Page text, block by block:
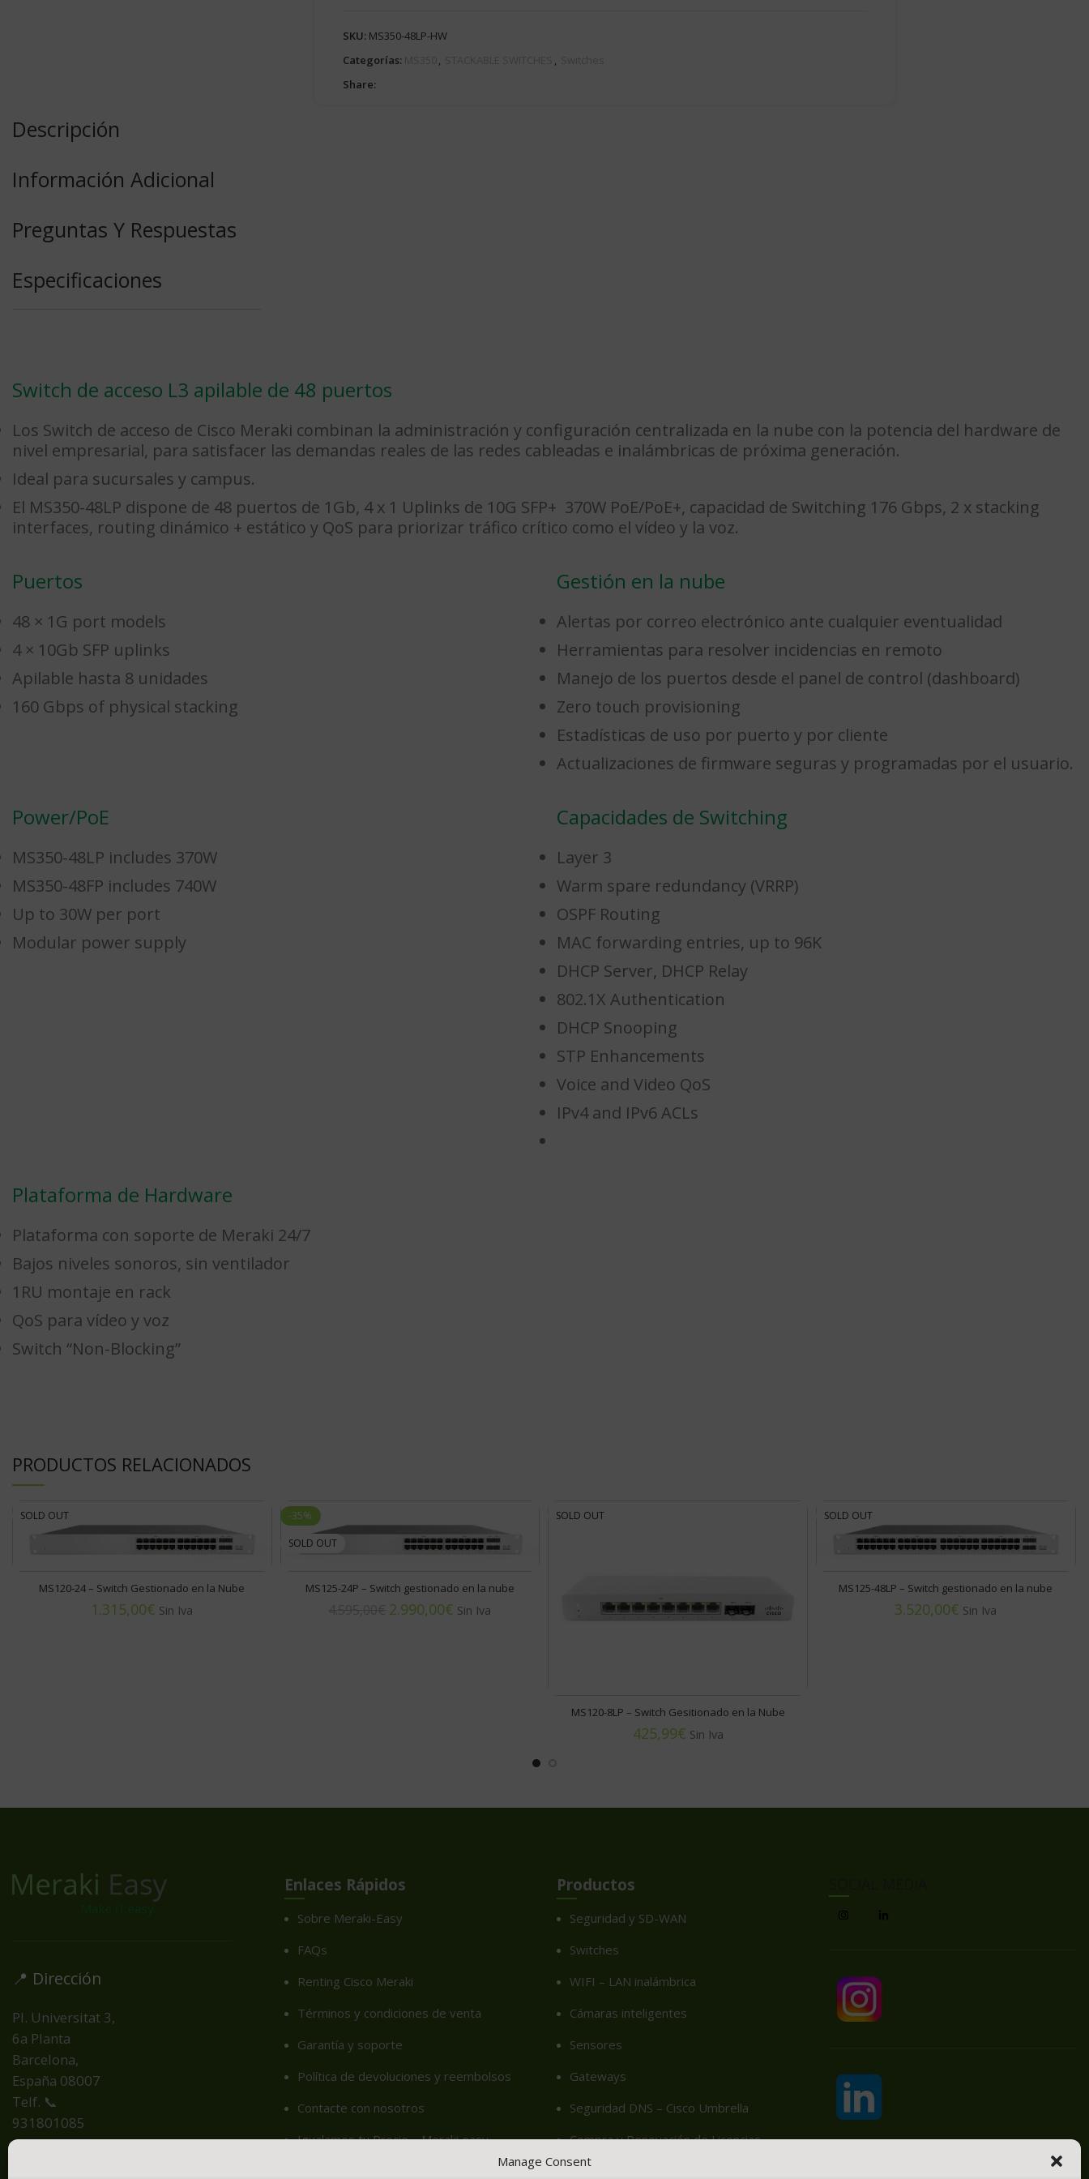
Manage Consent
SKU: MS350-48LP-HW
Categorías:
Share:
Descripción
Información Adicional
Preguntas Y Respuestas
Especificaciones
Switch de acceso L3 apilable de 48 puertos
Los Switch de acceso de Cisco Meraki combinan la administración y configuración centralizada en la nube con la potencia del hardware de
nivel empresarial, para satisfacer las demandas reales de las redes cableadas e inalámbricas de próxima generación.
Ideal para sucursales y campus.
El MS350-48LP dispone de 48 puertos de 1Gb, 4 x 1 Uplinks de 10G SFP+ 370W PoE/PoE+, capacidad de Switching 176 Gbps, 2 x stacking
interfaces, routing dinámico + estático y QoS para priorizar tráfico crítico como el vídeo y la voz.
Puertos
48 × 1G port models
4 × 10Gb SFP uplinks
Apilable hasta 8 unidades
160 Gbps of physical stacking
Gestión en la nube
Alertas por correo electrónico ante cualquier eventualidad
Herramientas para resolver incidencias en remoto
Manejo de los puertos desde el panel de control (dashboard)
Zero touch provisioning
Estadísticas de uso por puerto y por cliente
Actualizaciones de firmware seguras y programadas por el usuario.
Power/PoE
MS350-48LP includes 370W
MS350-48FP includes 740W
Up to 30W per port
Modular power supply
Capacidades de Switching
Layer 3
Warm spare redundancy (VRRP)
OSPF Routing
MAC forwarding entries, up to 96K
DHCP Server, DHCP Relay
802.1X Authentication
DHCP Snooping
STP Enhancements
Voice and Video QoS
IPv4 and IPv6 ACLs
Plataforma de Hardware
Plataforma con soporte de Meraki 24/7
Bajos niveles sonoros, sin ventilador
1RU montaje en rack
QoS para vídeo y voz
Switch “Non-Blocking”
PRODUCTOS RELACIONADOS
SOLD OUT
MS120-24 – Switch Gestionado en la Nube
€
-35%
SOLD OUT
MS125-24P – Switch gestionado en la nube
2.990,00€
SOLD OUT
MS120-8LP – Switch Gesitionado en la Nube
€
SOLD OUT
MS125-48LP – Switch gestionado en la nube
€
📍 Dirección
Pl. Universitat 3,
6a Planta
Barcelona,
España 08007
Telf. 📞
931801085
Enlaces Rápidos
Sobre Meraki-Easy
FAQs
Renting Cisco Meraki
Términos y condiciones de venta
Garantía y soporte
Política de devoluciones y reembolsos
Contacte con nosotros
Igualamos tu Precio – Meraki easy
Productos
Seguridad y SD-WAN
Switches
WIFI – LAN inalámbrica
Cámaras inteligentes
Sensores
Gateways
Seguridad DNS – Cisco Umbrella
Compra y Renovación de Licencias